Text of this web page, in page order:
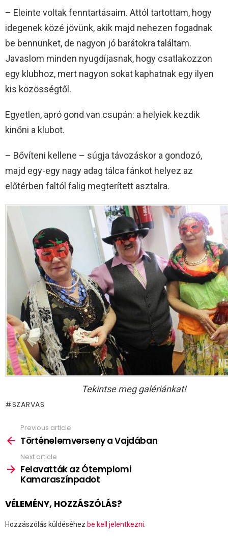
– Eleinte voltak fenntartásaim. Attól tartottam, hogy
idegenek közé jövünk, akik majd nehezen fogadnak
be bennünket, de nagyon jó barátokra találtam.
Javaslom minden nyugdíjasnak, hogy csatlakozzon
egy klubhoz, mert nagyon sokat kaphatnak egy ilyen
kis közösségtől.
Egyetlen, apró gond van csupán: a helyiek kezdik
kinőni a klubot.
– Bővíteni kellene – súgja távozáskor a gondozó,
majd egy-egy nagy adag tálca fánkot helyez az
előtérben faltól falig megterített asztalra.
Tekintse meg galériánkat!
SZARVAS
more
Previous article
Történelemverseny a Vajdában
Next article
Felavatták az Ótemplomi
Kamaraszínpadot
VÉLEMÉNY, HOZZÁSZÓLÁS?
Hozzászólás küldéséhez be kell jelentkezni